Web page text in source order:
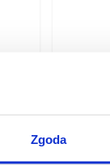
Zgoda
2